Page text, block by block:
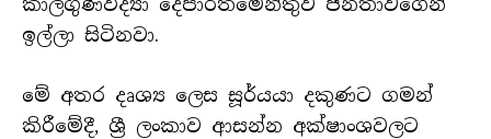
කාලගුණවිද්‍යා දෙපාර්තමේන්තුව ජනතාවගෙන්
ඉල්ලා සිටිනවා.
මේ අතර දෘශ්‍ය ලෙස සූර්යයා දකුණට ගමන්
කිරීමේදී, ශ්‍රී ලංකාව ආසන්න අක්ෂාංශවලට